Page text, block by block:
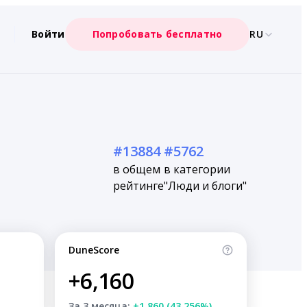
Войти Попробовать бесплатно RU
#13884
в общем
рейтинге
#5762
в категории
"Люди и блоги"
DuneScore
+6,160